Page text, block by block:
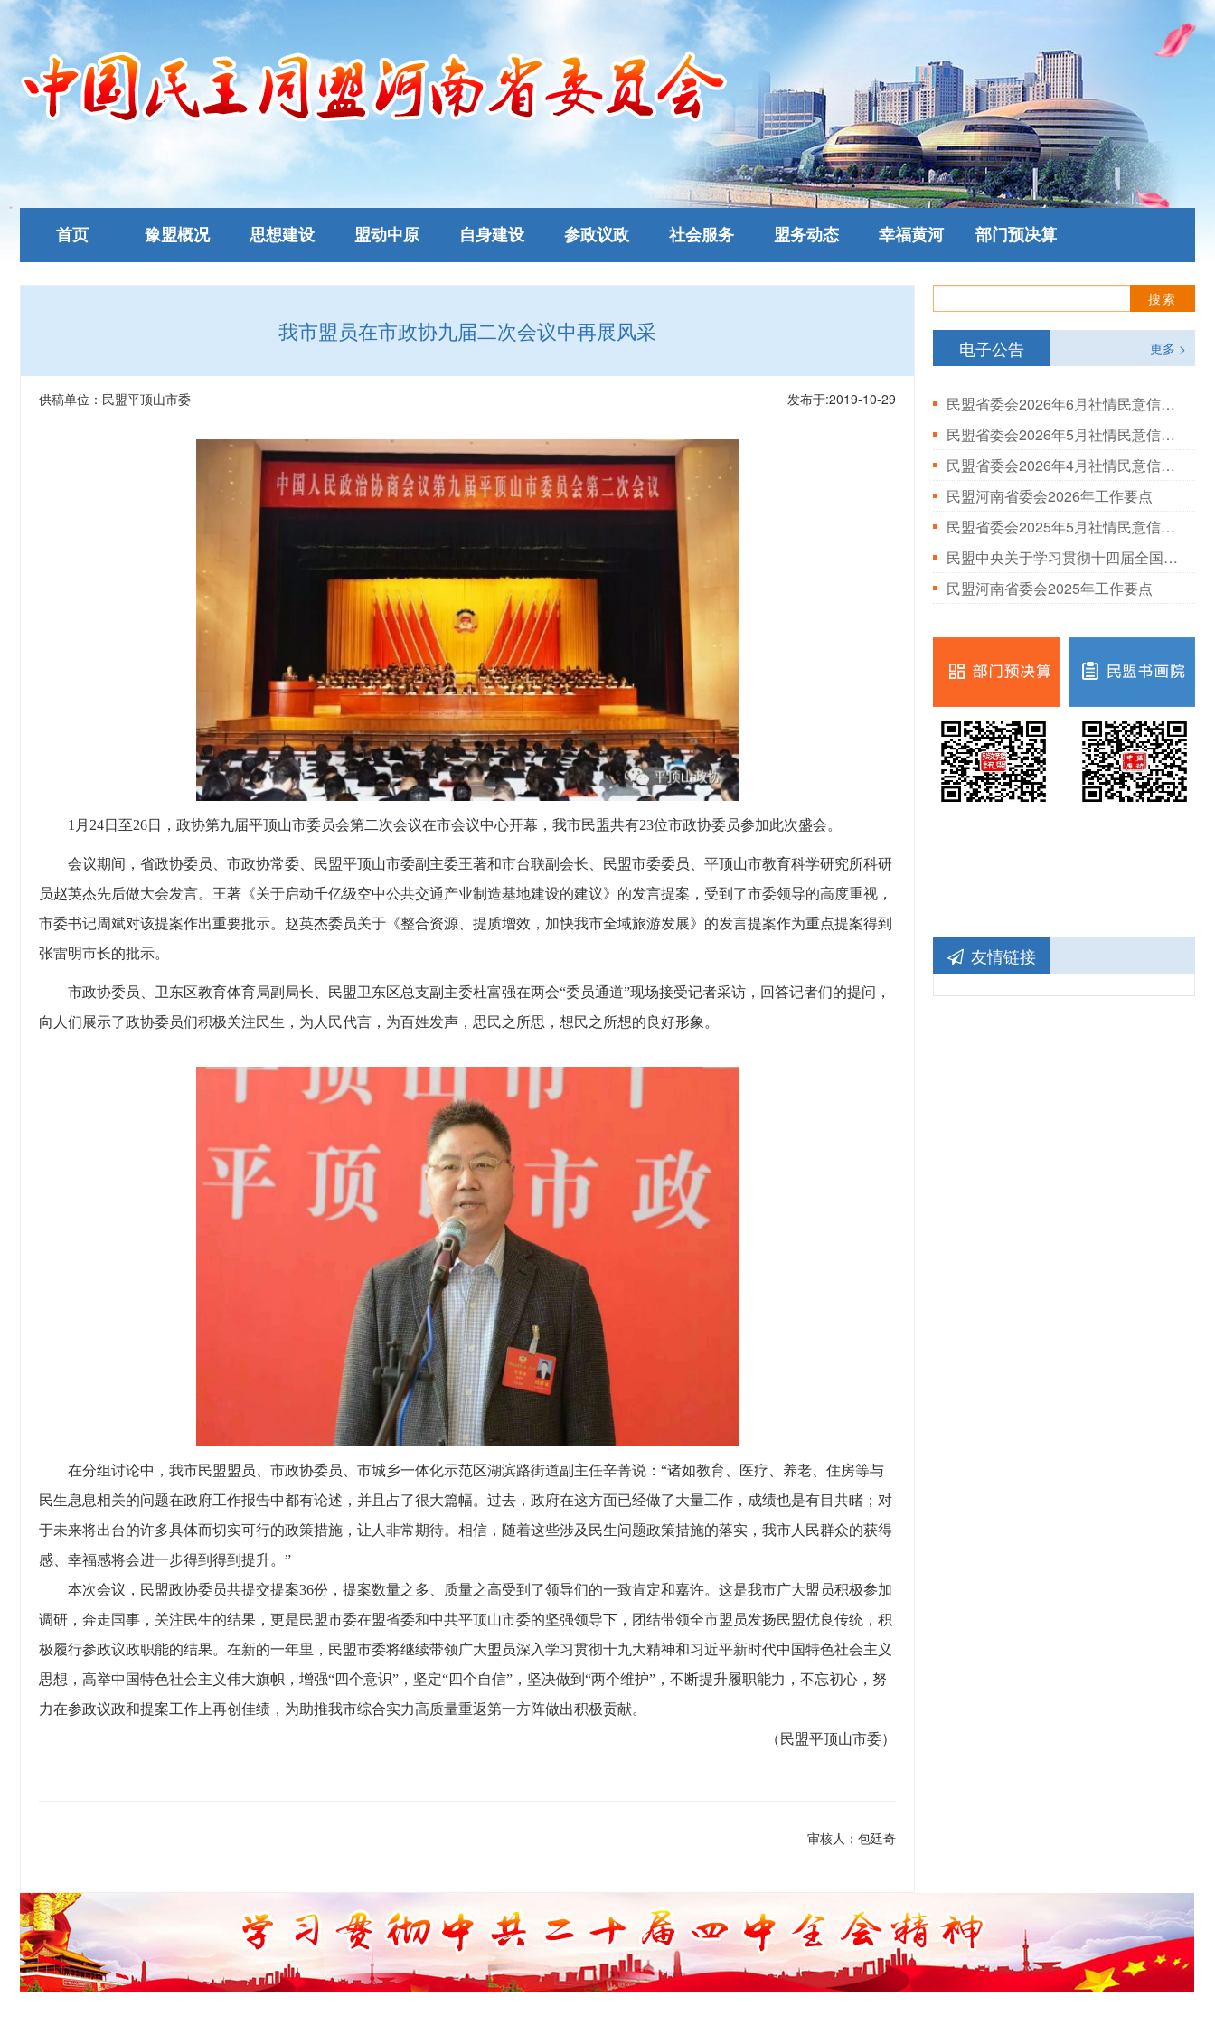
首页 豫盟概况 思想建设 盟动中原 自身建设 参政议政 社会服务 盟务动态 幸福黄河 部门预决算
我市盟员在市政协九届二次会议中再展风采
供稿单位：民盟平顶山市委 发布于:2019-10-29
1月24日至26日，政协第九届平顶山市委员会第二次会议在市会议中心开幕，我市民盟共有23位市政协委员参加此次盛会。
会议期间，省政协委员、市政协常委、民盟平顶山市委副主委王著和市台联副会长、民盟市委委员、平顶山市教育科学研究所科研
员赵英杰先后做大会发言。王著《关于启动千亿级空中公共交通产业制造基地建设的建议》的发言提案，受到了市委领导的高度重视，
市委书记周斌对该提案作出重要批示。赵英杰委员关于《整合资源、提质增效，加快我市全域旅游发展》的发言提案作为重点提案得到
张雷明市长的批示。
市政协委员、卫东区教育体育局副局长、民盟卫东区总支副主委杜富强在两会“委员通道”现场接受记者采访，回答记者们的提问，
向人们展示了政协委员们积极关注民生，为人民代言，为百姓发声，思民之所思，想民之所想的良好形象。
在分组讨论中，我市民盟盟员、市政协委员、市城乡一体化示范区湖滨路街道副主任辛菁说：“诸如教育、医疗、养老、住房等与
民生息息相关的问题在政府工作报告中都有论述，并且占了很大篇幅。过去，政府在这方面已经做了大量工作，成绩也是有目共睹；对
于未来将出台的许多具体而切实可行的政策措施，让人非常期待。相信，随着这些涉及民生问题政策措施的落实，我市人民群众的获得
感、幸福感将会进一步得到得到提升。”
本次会议，民盟政协委员共提交提案36份，提案数量之多、质量之高受到了领导们的一致肯定和嘉许。这是我市广大盟员积极参加
调研，奔走国事，关注民生的结果，更是民盟市委在盟省委和中共平顶山市委的坚强领导下，团结带领全市盟员发扬民盟优良传统，积
极履行参政议政职能的结果。在新的一年里，民盟市委将继续带领广大盟员深入学习贯彻十九大精神和习近平新时代中国特色社会主义
思想，高举中国特色社会主义伟大旗帜，增强“四个意识”，坚定“四个自信”，坚决做到“两个维护”，不断提升履职能力，不忘初心，努
力在参政议政和提案工作上再创佳绩，为助推我市综合实力高质量重返第一方阵做出积极贡献。
（民盟平顶山市委）
审核人：包廷奇
电子公告 更多 >
民盟省委会2026年6月社情民意信息情况通报
民盟省委会2026年5月社情民意信息情况通报
民盟省委会2026年4月社情民意信息情况通报
民盟河南省委会2026年工作要点
民盟省委会2025年5月社情民意信息情况通报
民盟中央关于学习贯彻十四届全国人大三次会议和全国政协十四届三次会议精神的决定
民盟河南省委会2025年工作要点
友情链接